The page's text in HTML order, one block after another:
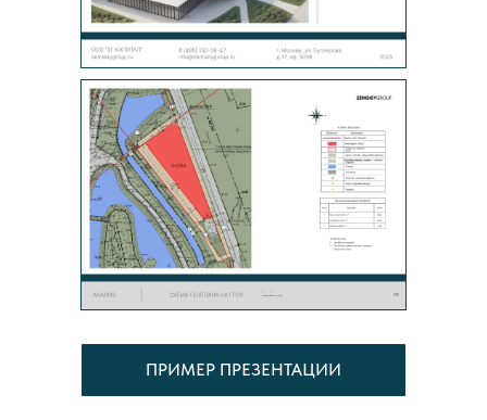
ПРИМЕР ПРЕЗЕНТАЦИИ